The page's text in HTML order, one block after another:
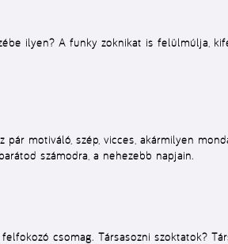
ilyen? A funky zoknikat is felülmúlja,
motiváló, szép, vicces, akármilyen
számodra, a nehezebb napjain.
csomag. Társasozni szoktatok?